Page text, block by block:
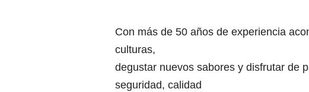
Con más de 50 años de experiencia
culturas,
degustar nuevos sabores y disfrutar de
seguridad, calidad